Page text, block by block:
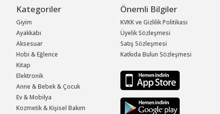
Kategoriler
Giyim
Ayakkabı
Aksesuar
Hobi & Eğlence
Kitap
Elektronik
Anne & Bebek & Çocuk
Ev & Mobilya
Kozmetik & Kişisel Bakım
Önemli Bilgiler
KVKK ve Gizlilik Politikası
Üyelik Sözleşmesi
Satış Sözleşmesi
Katkıda Bulun Sözleşmesi